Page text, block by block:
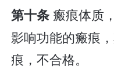
第十条 瘢痕体质
影响功能的瘢痕
痕，不合格。